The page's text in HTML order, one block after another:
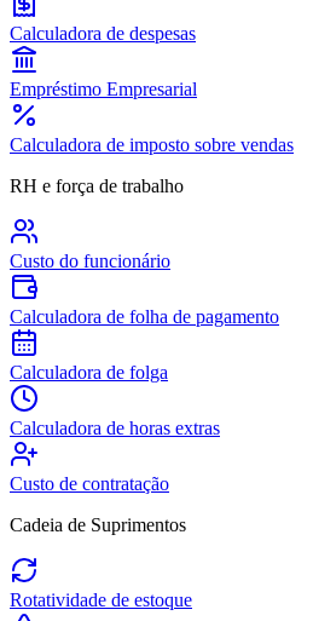
Calculadora de despesas
Empréstimo Empresarial
Calculadora de imposto sobre vendas
RH e força de trabalho
Custo do funcionário
Calculadora de folha de pagamento
Calculadora de folga
Calculadora de horas extras
Custo de contratação
Cadeia de Suprimentos
Rotatividade de estoque